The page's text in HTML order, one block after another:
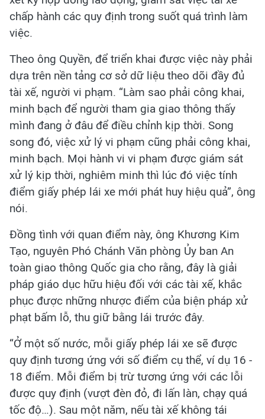
chấp hành các quy định trong suốt quá trình làm
việc.
Theo ông Quyền, để triển khai được việc này phải
dựa trên nền tảng cơ sở dữ liệu theo dõi đầy đủ
tài xế, người vi phạm. “Làm sao phải công khai,
minh bạch để người tham gia giao thông thấy
mình đang ở đâu để điều chỉnh kịp thời. Song
song đó, việc xử lý vi phạm cũng phải công khai,
minh bạch. Mọi hành vi vi phạm được giám sát
xử lý kịp thời, nghiêm minh thì lúc đó việc tính
điểm giấy phép lái xe mới phát huy hiệu quả”, ông
nói.
Đồng tình với quan điểm này, ông Khương Kim
Tạo, nguyên Phó Chánh Văn phòng Ủy ban An
toàn giao thông Quốc gia cho rằng, đây là giải
pháp giáo dục hữu hiệu đối với các tài xế, khắc
phục được những nhược điểm của biện pháp xử
phạt bấm lỗ, thu giữ bằng lái trước đây.
“Ở một số nước, mỗi giấy phép lái xe sẽ được
quy định tương ứng với số điểm cụ thể, ví dụ 16 -
18 điểm. Mỗi điểm bị trừ tương ứng với các lỗi
được quy định (vượt đèn đỏ, đi lấn làn, chạy quá
tốc độ…). Sau một năm, nếu tài xế không tái